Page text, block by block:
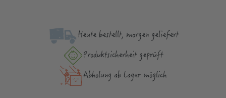
Heute bestellt, morgen geliefert
Produktsicher­heit geprüft
Abholung ab Lager möglich